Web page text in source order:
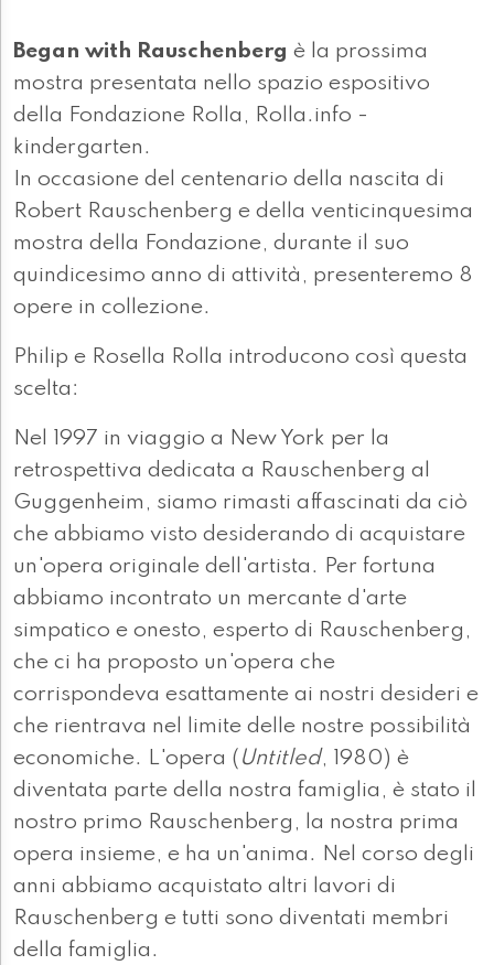
Began with Rauschenberg è la prossima
mostra presentata nello spazio espositivo
della Fondazione Rolla, Rolla.info -
kindergarten.
In occasione del centenario della nascita di
Robert Rauschenberg e della venticinquesima
mostra della Fondazione, durante il suo
quindicesimo anno di attività, presenteremo 8
opere in collezione.
Philip e Rosella Rolla introducono così questa
scelta:
Nel 1997 in viaggio a New York per la
retrospettiva dedicata a Rauschenberg al
Guggenheim, siamo rimasti affascinati da ciò
che abbiamo visto desiderando di acquistare
un'opera originale dell'artista. Per fortuna
abbiamo incontrato un mercante d'arte
simpatico e onesto, esperto di Rauschenberg,
che ci ha proposto un'opera che
corrispondeva esattamente ai nostri desideri e
che rientrava nel limite delle nostre possibilità
economiche. L'opera ( Untitled, 1980) è
diventata parte della nostra famiglia, è stato il
nostro primo Rauschenberg, la nostra prima
opera insieme, e ha un'anima. Nel corso degli
anni abbiamo acquistato altri lavori di
Rauschenberg e tutti sono diventati membri
della famiglia.